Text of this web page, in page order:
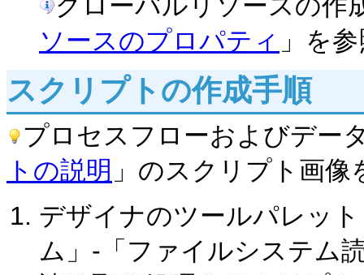
ソースのプロパティ 」を
スクリプトの作成手順
プロセスフローおよびデー
トの説明 」のスクリプト画
デザイナのツールパレッ
ム」-「ファイルシステム